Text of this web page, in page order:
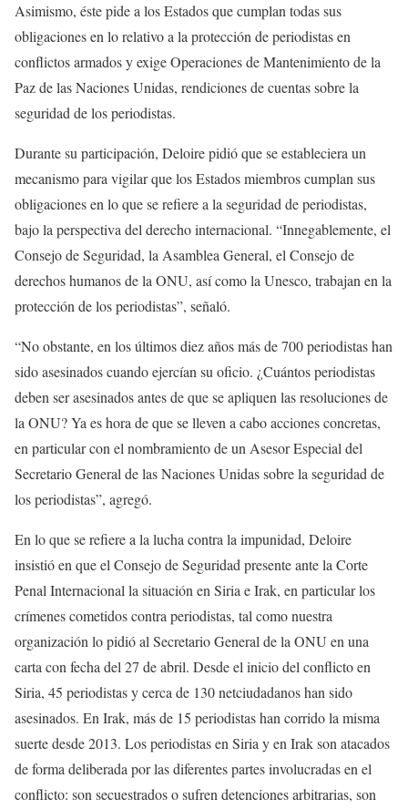
Asimismo, éste pide a los Estados que cumplan todas sus
obligaciones en lo relativo a la protección de periodistas en
conflictos armados y exige Operaciones de Mantenimiento de la
Paz de las Naciones Unidas, rendiciones de cuentas sobre la
seguridad de los periodistas.
Durante su participación, Deloire pidió que se estableciera un
mecanismo para vigilar que los Estados miembros cumplan sus
obligaciones en lo que se refiere a la seguridad de periodistas,
bajo la perspectiva del derecho internacional. “Innegablemente, el
Consejo de Seguridad, la Asamblea General, el Consejo de
derechos humanos de la ONU, así como la Unesco, trabajan en la
protección de los periodistas”, señaló.
“No obstante, en los últimos diez años más de 700 periodistas han
sido asesinados cuando ejercían su oficio. ¿Cuántos periodistas
deben ser asesinados antes de que se apliquen las resoluciones de
la ONU? Ya es hora de que se lleven a cabo acciones concretas,
en particular con el nombramiento de un Asesor Especial del
Secretario General de las Naciones Unidas sobre la seguridad de
los periodistas”, agregó.
En lo que se refiere a la lucha contra la impunidad, Deloire
insistió en que el Consejo de Seguridad presente ante la Corte
Penal Internacional la situación en Siria e Irak, en particular los
crímenes cometidos contra periodistas, tal como nuestra
organización lo pidió al Secretario General de la ONU en una
carta con fecha del 27 de abril. Desde el inicio del conflicto en
Siria, 45 periodistas y cerca de 130 netciudadanos han sido
asesinados. En Irak, más de 15 periodistas han corrido la misma
suerte desde 2013. Los periodistas en Siria y en Irak son atacados
de forma deliberada por las diferentes partes involucradas en el
conflicto: son secuestrados o sufren detenciones arbitrarias, son